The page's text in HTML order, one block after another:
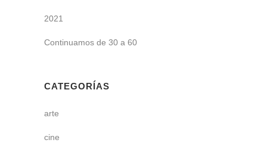
2021
Continuamos de 30 a 60
CATEGORÍAS
arte
cine